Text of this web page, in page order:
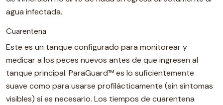
agua infectada.
Cuarentena
Este es un tanque configurado para monitorear y
medicar a los peces nuevos antes de que ingresen al
tanque principal. ParaGuard™ es lo suficientemente
suave como para usarse profilácticamente (sin síntomas
visibles) si es necesario. Los tiempos de cuarentena